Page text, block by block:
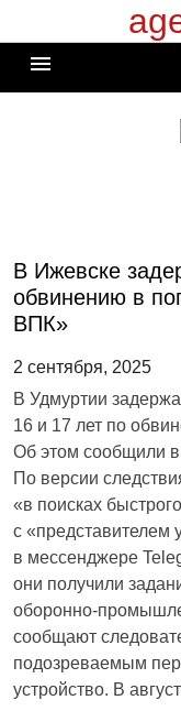
к
содержимому
menu
В Ижевске
обвинению в
ВПК»
2 сентября, 2025
В Удмуртии
16 и 17 лет по
Об этом сообщили
По версии
«в поисках
с «представителем
в мессенджере
они получили
оборонно-
сообщают
подозреваемым
устройство. В